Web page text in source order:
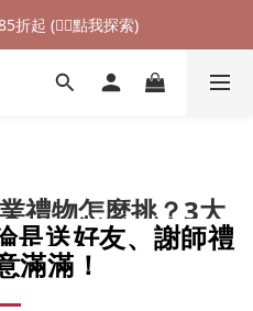
金💰 (👉🏻點我領取)
起 (👉🏻點我探索)
物金💰 (👉🏻點我領取)
禮物怎麼挑？3大
是送好友、謝師禮
滿滿 ！